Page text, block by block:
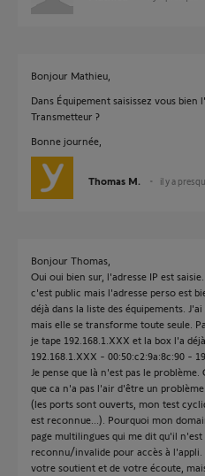
Bonjour Mathieu,
Dans Équipement saisissez vous bien
Transmetteur ?
Bonne journée,
Thomas M. il y a
Bonjour Thomas,
Oui oui bien sur, l'adresse IP est
c'est public mais l'adresse perso est
déjà dans la liste des équipements.
mais elle se transforme toute seule.
je tape 192.168.1.XXX et la box l'a
192.168.1.XXX - 00:50:c2:9a:8c:90 -
Je pense que là n'est pas le
que ca n'a pas l'air d'être un
(les ports sont ouverts, mon test
est reconnue...). Pourquoi mon
page multilingues qui me dit qu'il
reconnu/invalide pour accès à
votre soutient et de votre écoute,